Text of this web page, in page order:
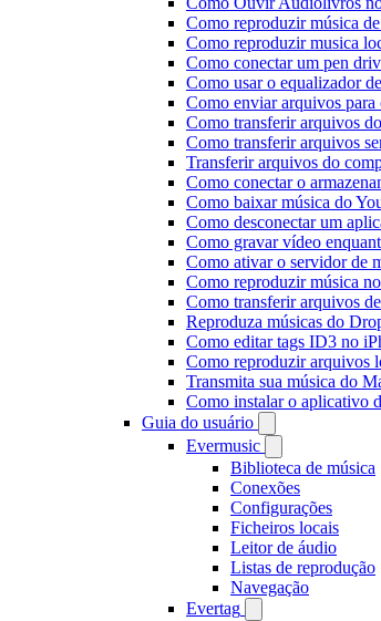
Como reproduzir música
Como reproduzir musica
Como conectar um pen
Como usar o equalizador
Como enviar arquivos
Como transferir arquivos
Como transferir arquivos
Transferir arquivos do
Como conectar o
Como baixar música do
Como desconectar um
Como gravar vídeo
Como ativar o servidor de
Como reproduzir música
Como transferir arquivos
Reproduza músicas do
Como editar tags ID3 no
Como reproduzir arquivos
Transmita sua música do
Como instalar o aplicativo
Guia do usuário
Evermusic
Biblioteca de música
Conexões
Configurações
Ficheiros locais
Leitor de áudio
Listas de reprodução
Navegação
Evertag